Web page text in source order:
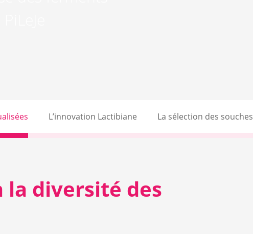
L’innovation Lactibiane La sélection des souches
la diversité des